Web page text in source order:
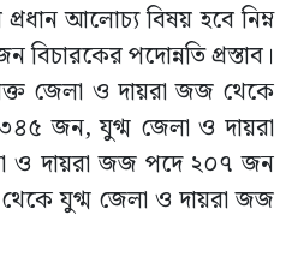
আলোচ্য বিষয় হবে নিম্ন
পদোন্নতি প্রস্তাব।
জেলা ও দায়রা জজ থেকে
জন, যুগ্ম জেলা ও দায়রা
ও দায়রা জজ পদে ২০৭ জন
যুগ্ম জেলা ও দায়রা জজ